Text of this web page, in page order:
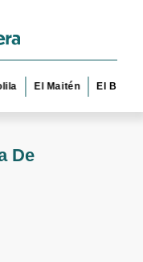
El Maitén El Bolsón
De